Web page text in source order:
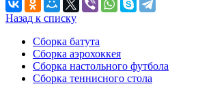
Назад к списку
Сборка батута
Сборка аэрохоккея
Сборка настольного футбола
Сборка теннисного стола